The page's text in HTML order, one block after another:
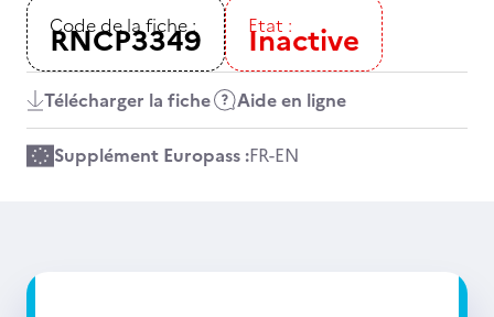
Code de la fiche :
RNCP3349 Etat :
Inactive
Télécharger la fiche Aide en ligne
Supplément Europass :FR-EN